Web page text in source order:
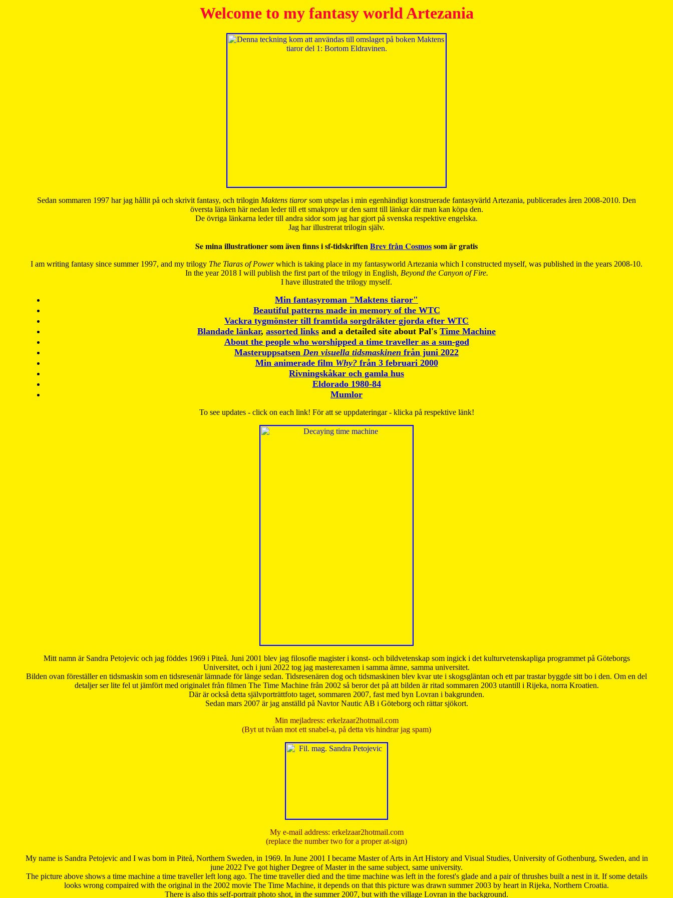
Welcome to my fantasy world Artezania
Sedan sommaren 1997 har jag hållit på och skrivit fantasy, och trilogin Maktens tiarorsom utspelas i min egenhändigt konstruerade fantasyvärld Artezania, publicerades åren 2008-2010. Den
översta länken här nedan leder till ett smakprov ur den samt till länkar där man kan köpa den.
De övriga länkarna leder till andra sidor som jag har gjort på svenska respektive engelska.
Jag har illustrerat trilogin själv.
Se mina illustrationer som även finns i sf-tidskriftenBrev från Cosmossom är gratis
I am writing fantasy since summer 1997, and my trilogy The Tiaras of Powerwhich is taking place in my fantasyworld Artezania which I constructed myself, was published in the years 2008-10.
In the year 2018 I will publish the first part of the trilogy in English, Beyond the Canyon of Fire.
I have illustrated the trilogy myself.
Min fantasyroman "Maktens tiaror"
Beautiful patterns made in memory of the WTC
Vackra tygmönster till framtida sorgdräkter gjorda efter WTC
Blandade länkar, assorted links and a detailed site about Pal's Time Machine
About the people who worshipped a time traveller as a sun-god
Masteruppsatsen Den visuella tidsmaskinen från juni 2022
Min animerade film Why?från 3 februari 2000
Rivningskåkar och gamla hus
Eldorado 1980-84
Mumlor
To see updates - click on each link! För att se uppdateringar - klicka på respektive länk!
Mitt namn är Sandra Petojevic och jag föddes 1969 i Piteå. Juni 2001 blev jag filosofie magister i konst- och bildvetenskap som ingick i det kulturvetenskapliga programmet på Göteborgs
Universitet, och i juni 2022 tog jag masterexamen i samma ämne, samma universitet.
Bilden ovan föreställer en tidsmaskin som en tidsresenär lämnade för länge sedan. Tidsresenären dog och tidsmaskinen blev kvar ute i skogsgläntan och ett par trastar byggde sitt bo i den. Om en del
detaljer ser lite fel ut jämfört med originalet från filmen The Time Machine från 2002 så beror det på att bilden är ritad sommaren 2003 utantill i Rijeka, norra Kroatien.
Där är också detta självporträttfoto taget, sommaren 2007, fast med byn Lovran i bakgrunden.
Sedan mars 2007 är jag anställd på Navtor Nautic AB i Göteborg och rättar sjökort.
Min mejladress: erkelzaar2hotmail.com
(Byt ut tvåan mot ett snabel-a, på detta vis hindrar jag spam)
My e-mail address: erkelzaar2hotmail.com
(replace the number two for a proper at-sign)
My name is Sandra Petojevic and I was born in Piteå, Northern Sweden, in 1969. In June 2001 I became Master of Arts in Art History and Visual Studies, University of Gothenburg, Sweden, and in
june 2022 I've got higher Degree of Master in the same subject, same university.
The picture above shows a time machine a time traveller left long ago. The time traveller died and the time machine was left in the forest's glade and a pair of thrushes built a nest in it. If some details
looks wrong compaired with the original in the 2002 movie The Time Machine, it depends on that this picture was drawn summer 2003 by heart in Rijeka, Northern Croatia.
There is also this self-portrait photo shot, in the summer 2007, but with the village Lovran in the background.